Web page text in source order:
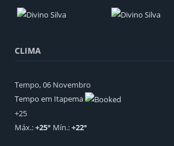
CLIMA
Tempo, 06 Novembro
Tempo em Itapema
+25
Máx.:+25° Mín.:+22°